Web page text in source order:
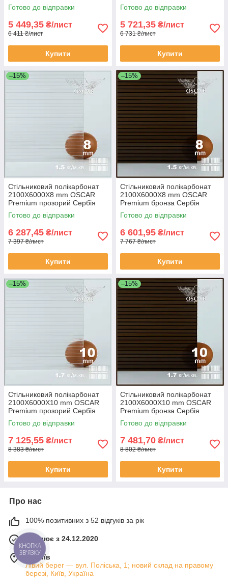
Готово до відправки
5 449,35 ₴/лист
6 411 ₴/лист
Купити
Готово до відправки
5 721,35 ₴/лист
6 731 ₴/лист
Купити
–15%
Стільниковий полікарбонат
2100Х6000Х8 mm OSCAR
Premium прозорий Сербія
Готово до відправки
6 287,45 ₴/лист
7 397 ₴/лист
Купити
–15%
Стільниковий полікарбонат
2100Х6000Х8 mm OSCAR
Premium бронза Сербія
Готово до відправки
6 601,95 ₴/лист
7 767 ₴/лист
Купити
–15%
Стільниковий полікарбонат
2100Х6000Х10 mm OSCAR
Premium прозорий Сербія
Готово до відправки
7 125,55 ₴/лист
8 383 ₴/лист
Купити
–15%
Стільниковий полікарбонат
2100Х6000Х10 mm OSCAR
Premium бронза Сербія
Готово до відправки
7 481,70 ₴/лист
8 802 ₴/лист
Купити
Про нас
100% позитивних з 52 відгуків за рік
Працює з 24.12.2020
м. Київ
Лівий берег — вул. Поліська, 1; новий склад на правому
березі, Київ, Україна
КНОПКА
ЗВ'ЯЗКУ